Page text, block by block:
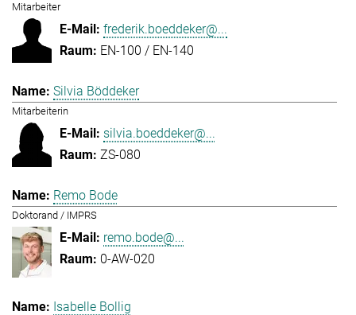
Mitarbeiter
frederik.boeddeker@...
EN-100 / EN-140
Silvia Böddeker
Mitarbeiterin
silvia.boeddeker@...
ZS-080
Remo Bode
Doktorand / IMPRS
remo.bode@...
0-AW-020
Isabelle Bollig